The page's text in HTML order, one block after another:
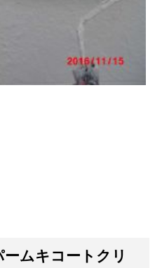
ームキコートクリ